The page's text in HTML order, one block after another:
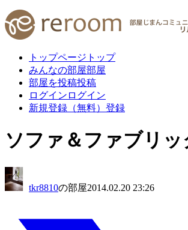
トップページ トップ
みんなの部屋部屋
部屋を投稿投稿
ログイン ログイン
新規登録（無料） 登録
ソファ＆ファブリッ
tkr8810の部屋2014.02.20 23:26